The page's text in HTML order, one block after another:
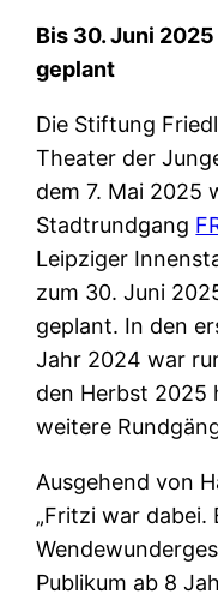
Bis 30. Juni
geplant
Die Stiftung
Theater der
dem 7. Mai 2025
Stadtrundgang
Leipziger
zum 30. Juni
geplant. In den
Jahr 2024 war
den Herbst 2025
weitere
Ausgehend von
„Fritzi war dabei.
Publikum ab 8